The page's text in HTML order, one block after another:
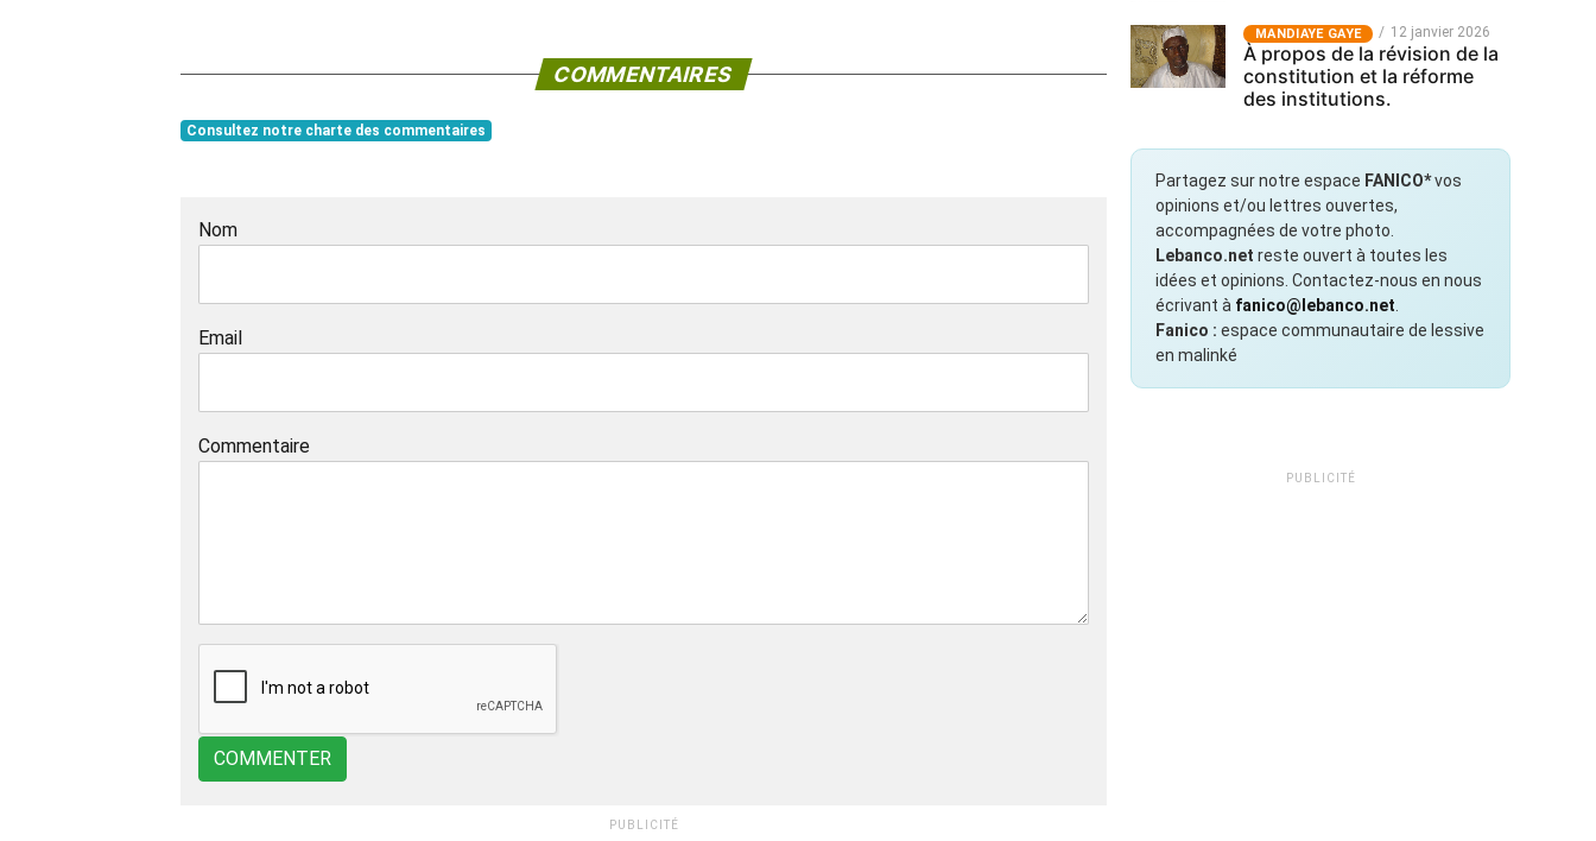
COMMENTAIRES
Consultez notre charte des commentaires
Nom
Email
Commentaire
COMMENTER
PUBLICITÉ
MANDIAYE GAYE 12 janvier 2026
À propos de la révision de la
constitution et la réforme
des institutions.
Partagez sur notre espace FANICO*vos
opinions et/ou lettres ouvertes,
accompagnées de votre photo.
Lebanco.net reste ouvert à toutes les
idées et opinions. Contactez-nous en nous
écrivant à fanico@lebanco.net
Fanico : espace communautaire de lessive
en malinké
PUBLICITÉ